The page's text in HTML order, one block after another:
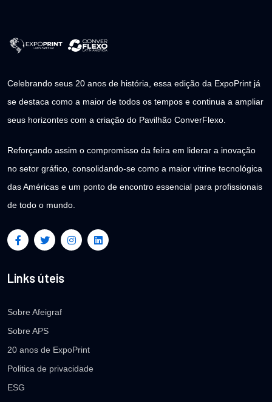
Celebrando seus 20 anos de história, essa edição da ExpoPrint já
se destaca como a maior de todos os tempos e continua a ampliar
seus horizontes com a criação do Pavilhão ConverFlexo.
Reforçando assim o compromisso da feira em liderar a inovação
no setor gráfico, consolidando-se como a maior vitrine tecnológica
das Américas e um ponto de encontro essencial para profissionais
de todo o mundo.
Links úteis
Sobre Afeigraf
Sobre APS
20 anos de ExpoPrint
Politica de privacidade
ESG